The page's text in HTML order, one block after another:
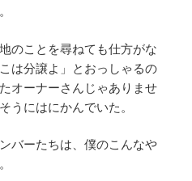
のことを尋ねても仕方がな
は分譲よ」とおっしゃるの
オーナーさんじゃありませ
うにはにかんでいた。
バーたちは、僕のこんなや